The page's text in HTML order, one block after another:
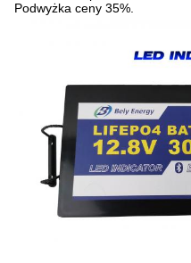
Podwyżka ceny 35%.